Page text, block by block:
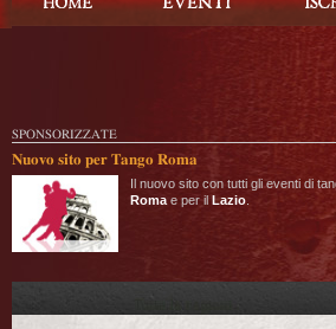
SPONSORIZZATE
Nuovo sito per Tango Roma
Il nuovo sito con tutti gli eventi di
Roma e per il Lazio